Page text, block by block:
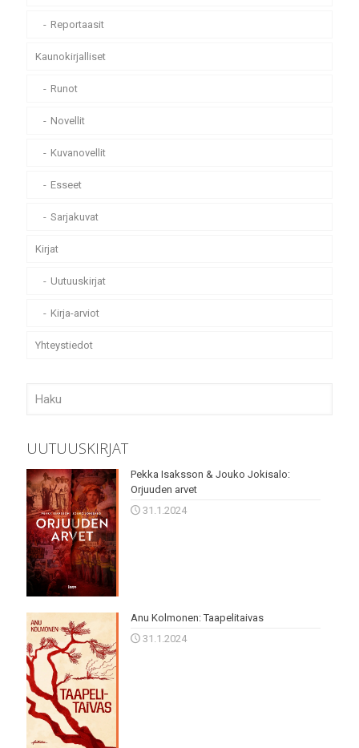
Reportaasit
Kaunokirjalliset
Runot
Novellit
Kuvanovellit
Esseet
Sarjakuvat
Kirjat
Uutuuskirjat
Kirja-arviot
Yhteystiedot
UUTUUSKIRJAT
Pekka Isaksson & Jouko Jokisalo:
Orjuuden arvet
31.1.2024
Anu Kolmonen: Taapelitaivas
31.1.2024